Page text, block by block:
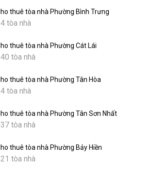
thuê tòa nhà Phường Bình Trưng
tòa nhà
thuê tòa nhà Phường Cát Lái
tòa nhà
thuê tòa nhà Phường Tân Hòa
tòa nhà
thuê tòa nhà Phường Tân Sơn Nhất
tòa nhà
thuê tòa nhà Phường Bảy Hiền
tòa nhà